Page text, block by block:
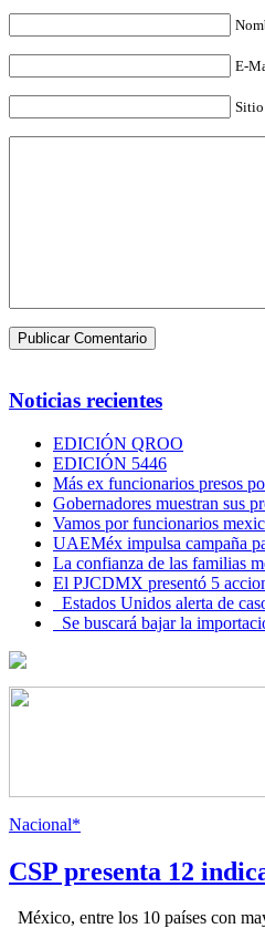
E-
Sitio
Noticias recientes
EDICIÓN QROO
EDICIÓN 5446
Más ex funcionarios presos
Gobernadores muestran sus
Vamos por funcionarios
UAEMéx impulsa campaña
La confianza de las familias
El PJCDMX presentó 5
Estados Unidos alerta de
Se buscará bajar la
Nacional*
CSP presenta 12
México, entre los 10 países con